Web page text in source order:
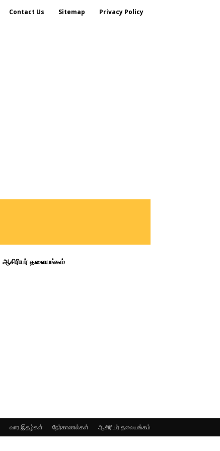
Contact Us Sitemap Privacy Policy
ஆசிரியர் தலையங்கம்
வார இதழ்கள் நேர்காணல்கள் ஆசிரியர் தலையங்கம்